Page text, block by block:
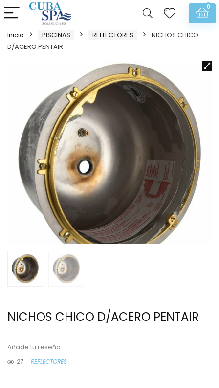
0
Inicio PISCINAS REFLECTORES
NICHOS CHICO
D/ACERO PENTAIR
NICHOS CHICO D/ACERO PENTAIR
Añade tu reseña
27
REFLECTORES